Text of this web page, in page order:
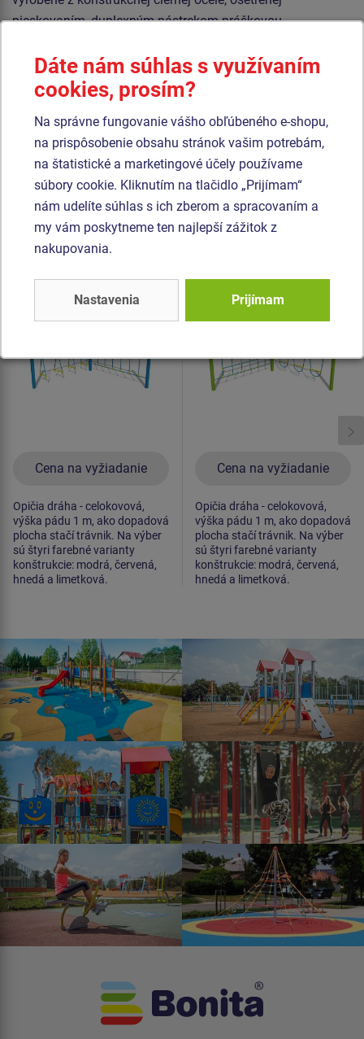
pieskovaním, duplexným nástrekom práškovou
betónového lôžka.
Laná sú vyrobené z materiálu HERKULES (16 mm lana z
polypropylénu s vnútorným oceľovým jadrom) a sú
spojované plastovými spojmi. Všetok spojovací materiál je
pozinkovaný alebo nerezový.
Podobnýtovar
Produkt - OPD-8204K-10
Opičia dráha -
celokovová (v.p. 1 m)
Cena na vyžiadanie
Novinka
Opičia dráha - celokovová,
výška pádu 1 m, ako dopadová
plocha stačí trávnik. Na výber
sú štyri farebné varianty
konštrukcie: modrá, červená,
hnedá a limetková.
Opičia dráha -
celokovová (v.p. 1 m)
Cena na vyžiadanie
Novinka
Opičia dráha - celokovová,
výška pádu 1 m, ako dopadová
plocha stačí trávnik. Na výber
sú štyri farebné varianty
konštrukcie: modrá, červená,
hnedá a limetková.
Dáte nám súhlas s využívaním
cookies, prosím?
Na správne fungovanie vášho obľúbeného e-shopu,
na prispôsobenie obsahu stránok vašim potrebám,
na štatistické a marketingové účely používame
súbory cookie. Kliknutím na tlačidlo „Prijímam“
nám udelíte súhlas s ich zberom a spracovaním a
my vám poskytneme ten najlepší zážitok z
nakupovania.
Nastavenia Prijímam